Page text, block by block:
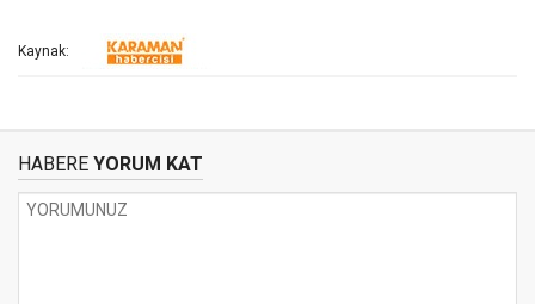
Kaynak:
HABERE YORUM KAT